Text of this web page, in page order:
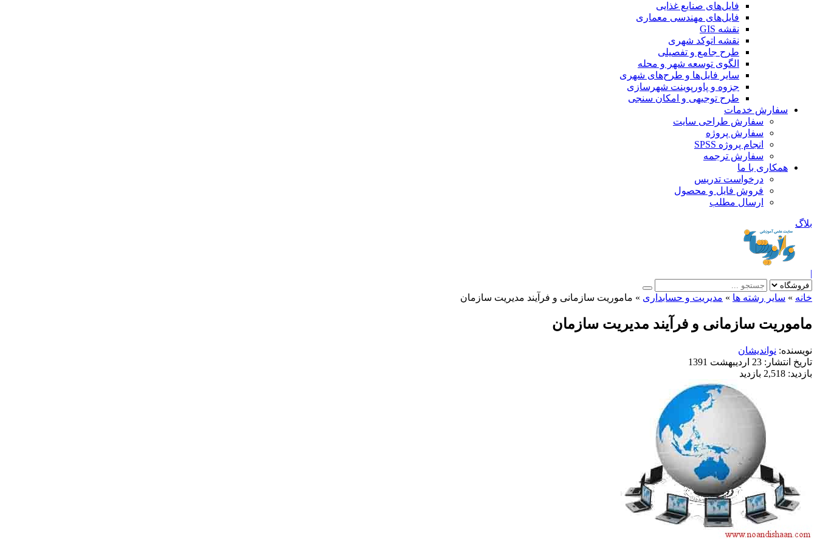
فایل‌های صنایع غذایی
فایل‌های مهندسی معماری
نقشه GIS
نقشه اتوکد شهری
طرح جامع و تفصیلی
الگوی توسعه شهر و محله
سایر فایل‌ها و طرح‌های شهری
جزوه و پاورپوینت شهرسازی
طرح توجیهی و امکان سنجی
سفارش خدمات
سفارش طراحی سایت
سفارش پروژه
انجام پروژه SPSS
سفارش ترجمه
همکاری با ما
درخواست تدریس
فروش فایل و محصول
ارسال مطلب
بلاگ
|
خانه » سایر رشته ها » مدیریت و حسابداری » ماموریت سازمانی و فرآیند مدیریت سازمان
ماموریت سازمانی و فرآیند مدیریت سازمان
نویسنده: نواندیشان
تاریخ انتشار: 23 اردیبهشت 1391
بازدید: 2,518 بازدید